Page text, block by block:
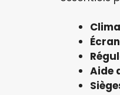
Aide